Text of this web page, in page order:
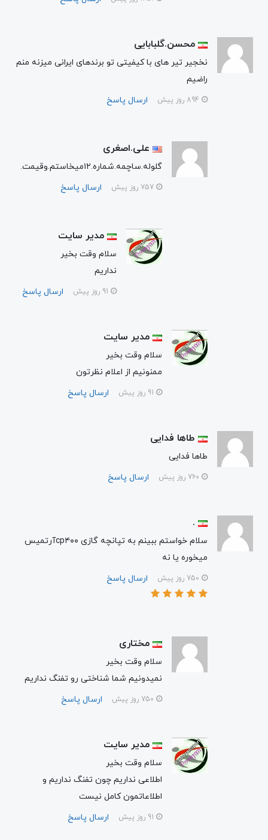
محسن.گلبابایی
نخجیر تیر های با کیفیتی تو برندهای ایرانی میزنه منم
راضیم
ارسال پاسخ
علی.اصغری
گلوله.ساچمه.شماره.۱۲میخاستم.وقیمت.
ارسال پاسخ
مدیر سایت
سلام وقت بخیر
نداریم
ارسال پاسخ
مدیر سایت
سلام وقت بخیر
ممنونیم از اعلام نظرتون
ارسال پاسخ
طاها فدایی
طاها فدایی
ارسال پاسخ
.
سلام خواستم ببینم به تپانچه گازی cp۴۰۰آرتمیس
میخوره یا نه
ارسال پاسخ
مختاری
سلام وقت بخیر
نمیدونیم شما شناختی رو تفنگ نداریم
ارسال پاسخ
مدیر سایت
سلام وقت بخیر
اطلاعی نداریم چون تفنگ نداریم و
اطلاعاتمون کامل نیست
ارسال پاسخ